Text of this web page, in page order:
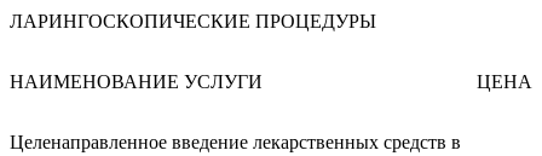
ЛАРИНГОСКОПИЧЕСКИЕ ПРОЦЕДУРЫ
НАИМЕНОВАНИЕ УСЛУГИ ЦЕНА
Целенаправленное введение лекарственных средств в